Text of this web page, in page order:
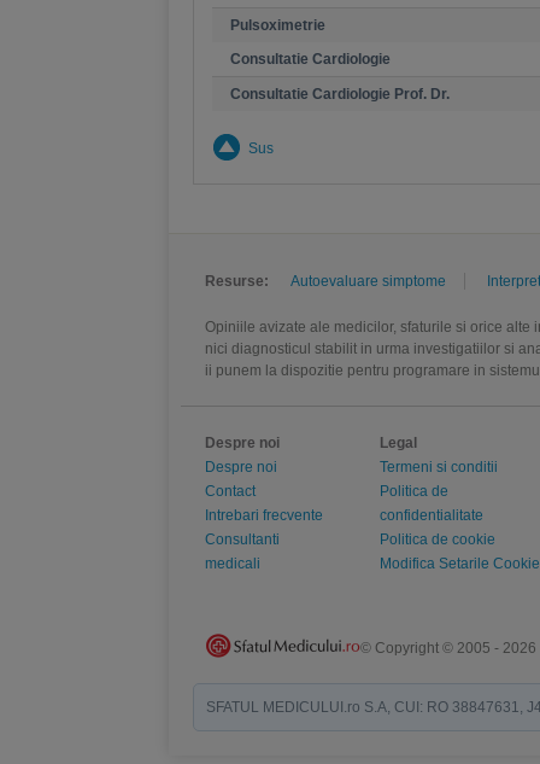
Pulsoximetrie
Consultatie Cardiologie
Consultatie Cardiologie Prof. Dr.
Sus
Resurse: Autoevaluare simptome
Opiniile avizate ale medicilor, sfaturile si orice
nici diagnosticul stabilit in urma investigatiilor si
ii punem la dispozitie pentru programare in
Despre noi
Despre noi
Contact
Intrebari frecvente
Consultanti
medicali
Legal
Termeni si conditii
Politica de
confidentialitate
Politica de cookie
Modifica Setarile Cookie
© Copyright © 2005 - 2026
SFATUL MEDICULUI.ro S.A, CUI: RO 38847631,